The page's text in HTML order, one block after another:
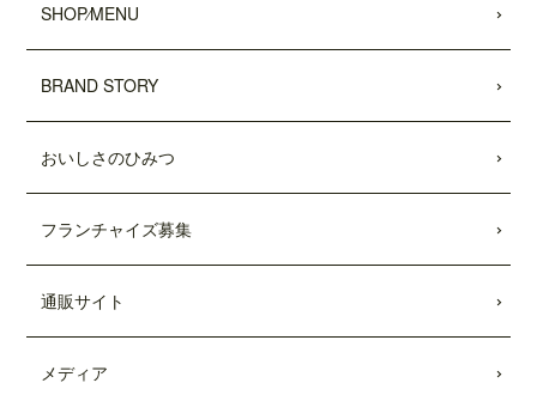
11/26付「
グ千葉Web」にて、テディーズビガー
バーガー千葉ユニモちはら台店が紹介さ
れました。
2021.11.27
2021.10.15
2021.10.11
SHOP⁄MENU
BRAND STORY
おいしさのひみつ
フランチャイズ募集
通販サイト
メディア